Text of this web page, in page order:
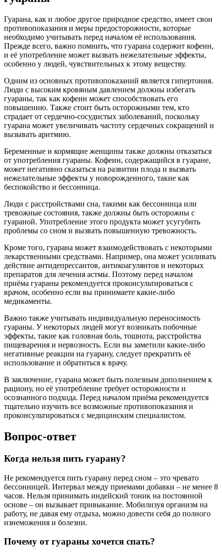
Гуарана, как и любое другое природное средство, имеет свои
противопоказания и меры предосторожности, которые
необходимо учитывать перед началом её использования.
Прежде всего, важно помнить, что гуарана содержит кофеин,
и её употребление может вызвать нежелательные эффекты,
особенно у людей, чувствительных к этому веществу.
Одним из основных противопоказаний является гипертония.
Люди с высоким кровяным давлением должны избегать
гуараны, так как кофеин может способствовать его
повышению. Также стоит быть осторожными тем, кто
страдает от сердечно-сосудистых заболеваний, поскольку
гуарана может увеличивать частоту сердечных сокращений и
вызывать аритмию.
Беременные и кормящие женщины также должны отказаться
от употребления гуараны. Кофеин, содержащийся в гуаране,
может негативно сказаться на развитии плода и вызвать
нежелательные эффекты у новорожденного, такие как
беспокойство и бессонница.
Люди с расстройствами сна, такими как бессонница или
тревожные состояния, также должны быть осторожны с
гуараной. Употребление этого продукта может усугубить
проблемы со сном и вызвать повышенную тревожность.
Кроме того, гуарана может взаимодействовать с некоторыми
лекарственными средствами. Например, она может усиливать
действие антидепрессантов, антикоагулянтов и некоторых
препаратов для лечения астмы. Поэтому перед началом
приёма гуараны рекомендуется проконсультироваться с
врачом, особенно если вы принимаете какие-либо
медикаменты.
Важно также учитывать индивидуальную переносимость
гуараны. У некоторых людей могут возникать побочные
эффекты, такие как головная боль, тошнота, расстройства
пищеварения и нервозность. Если вы заметили какие-либо
негативные реакции на гуарану, следует прекратить её
использование и обратиться к врачу.
В заключение, гуарана может быть полезным дополнением к
рациону, но её употребление требует осторожности и
осознанного подхода. Перед началом приёма рекомендуется
тщательно изучить все возможные противопоказания и
проконсультироваться с медицинским специалистом.
Вопрос-ответ
Когда нельзя пить гуарану?
Не рекомендуется пить гуарану перед сном – это чревато
бессонницей. Интервал между приемами добавки – не менее 8
часов. Нельзя принимать индейский тоник на постоянной
основе – он вызывает привыкание. Мобилизуя организм на
работу, не давая ему отдыха, можно довести себя до полного
изнеможения и болезни.
Почему от гуараны хочется спать?